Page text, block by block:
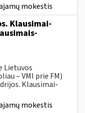
mokestis
Klausimai-
Lietuvos
– VMI prie FM)
Klausimai-
mokestis